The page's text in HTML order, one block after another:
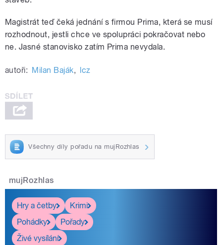
Magistrát teď čeká jednání s firmou Prima, která se musí
rozhodnout, jestli chce ve spolupráci pokračovat nebo
ne. Jasné stanovisko zatím Prima nevydala.
autoři: Milan Baják, lcz
Všechny díly pořadu na mujRozhlas
mujRozhlas
Hry a četby
Krimi
Pohádky
Pořady
Živé vysílání